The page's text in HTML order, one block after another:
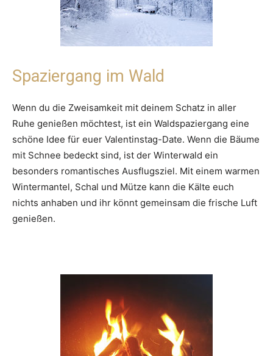
Spaziergang im Wald
Wenn du die Zweisamkeit mit deinem Schatz in aller
Ruhe genießen möchtest, ist ein Waldspaziergang eine
schöne Idee für euer Valentinstag-Date. Wenn die Bäume
mit Schnee bedeckt sind, ist der Winterwald ein
besonders romantisches Ausflugsziel. Mit einem warmen
Wintermantel, Schal und Mütze kann die Kälte euch
nichts anhaben und ihr könnt gemeinsam die frische Luft
genießen.